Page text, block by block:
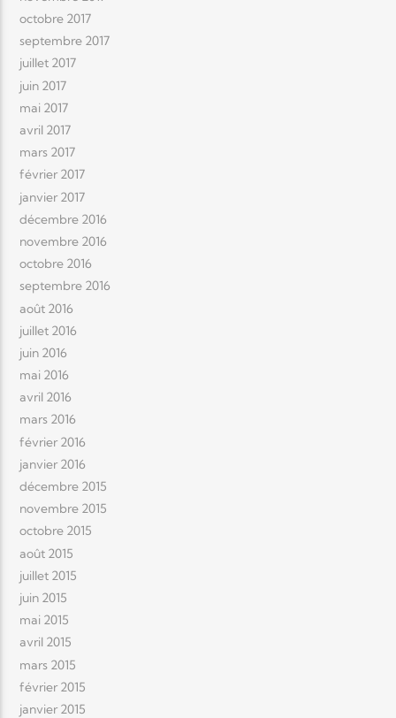
octobre 2017
septembre 2017
juillet 2017
juin 2017
mai 2017
avril 2017
mars 2017
février 2017
janvier 2017
décembre 2016
novembre 2016
octobre 2016
septembre 2016
août 2016
juillet 2016
juin 2016
mai 2016
avril 2016
mars 2016
février 2016
janvier 2016
décembre 2015
novembre 2015
octobre 2015
août 2015
juillet 2015
juin 2015
mai 2015
avril 2015
mars 2015
février 2015
janvier 2015